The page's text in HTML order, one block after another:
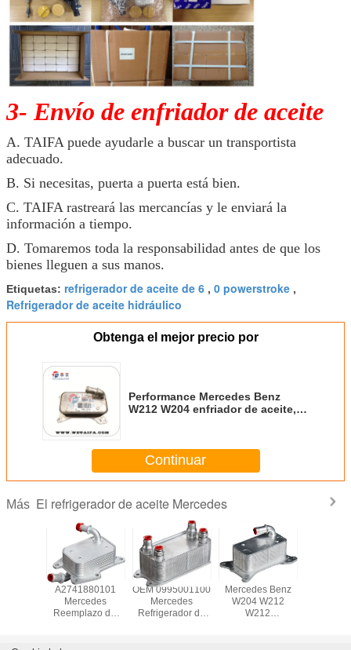
3- Envío de enfriador de aceite
A. TAIFA puede ayudarle a buscar un transportista
adecuado.
B. Si necesitas, puerta a puerta está bien.
C. TAIFA rastreará las mercancías y le enviará la
información a tiempo.
D. Tomaremos toda la responsabilidad antes de que los
bienes lleguen a sus manos.
Etiquetas: refrigerador de aceite de 6 , 0 powerstroke ,
Refrigerador de aceite hidráulico
Obtenga el mejor precio por
Performance Mercedes Benz
W212 W204 enfriador de aceite,
Continuar
Más El refrigerador de aceite Mercedes
A2741880101
Mercedes
Reemplazo del
OEM 0995001100
Mercedes
Refrigerador de
Mercedes Benz
W204 W212
W212